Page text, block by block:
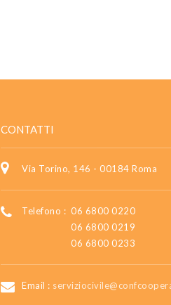
CONTATTI
Via Torino, 146 - 00184 Roma
Telefono : 06 6800 0220
06 6800 0219
06 6800 0233
Email :